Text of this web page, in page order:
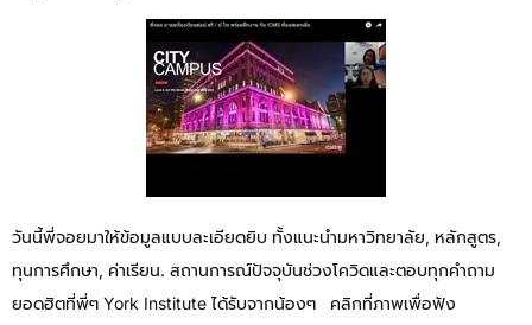
วันนี้พี่จอยมาให้ข้อมูลแบบละเอียดยิบ ทั้งแนะนำมหาวิทยาลัย, หลักสูตร,
ทุนการศึกษา, ค่าเรียน. สถานการณ์ปัจจุบันช่วงโควิดและตอบทุกคำถาม
ยอดฮิตที่พี่ๆ York Institute ได้รับจากน้องๆ คลิกที่ภาพเพื่อฟัง